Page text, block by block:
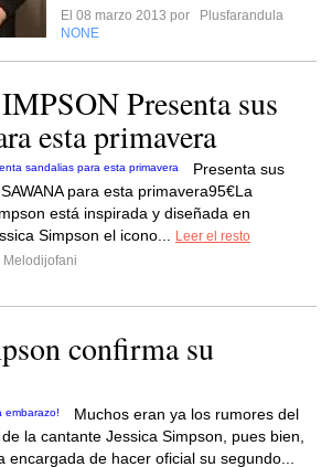
El 08 marzo 2013 por
Plusfarandula
NONE
Presenta sus
esta primavera
Presenta sus
para esta primavera95€La
está inspirada y diseñada en
Simpson el icono...
Leer el resto
Melodijofani
confirma su
Muchos eran ya los rumores del
la cantante Jessica Simpson, pues bien,
encargada de hacer oficial su segundo...